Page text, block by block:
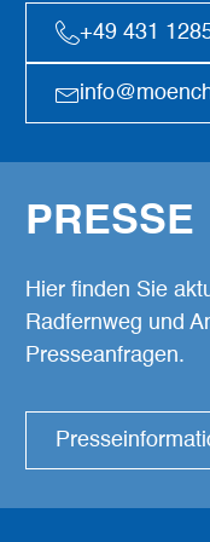
+49 431
PRESSE
Hier finden Sie
Radfernweg und
Presseanfragen.